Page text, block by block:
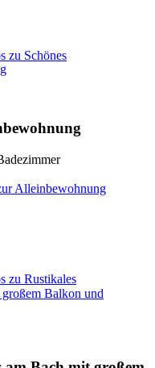
zu Schönes
Alleinbewohnung
zu Rustikales
Balkon und